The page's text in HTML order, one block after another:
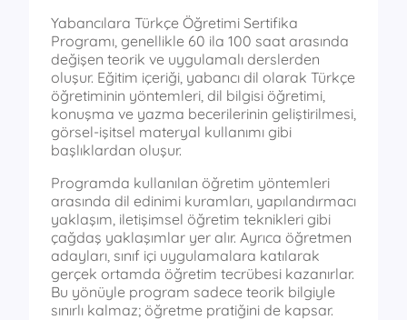
Yabancılara Türkçe Öğretimi Sertifika
Programı, genellikle 60 ila 100 saat arasında
değişen teorik ve uygulamalı derslerden
oluşur. Eğitim içeriği, yabancı dil olarak Türkçe
öğretiminin yöntemleri, dil bilgisi öğretimi,
konuşma ve yazma becerilerinin geliştirilmesi,
görsel-işitsel materyal kullanımı gibi
başlıklardan oluşur.
Programda kullanılan öğretim yöntemleri
arasında dil edinimi kuramları, yapılandırmacı
yaklaşım, iletişimsel öğretim teknikleri gibi
çağdaş yaklaşımlar yer alır. Ayrıca öğretmen
adayları, sınıf içi uygulamalara katılarak
gerçek ortamda öğretim tecrübesi kazanırlar.
Bu yönüyle program sadece teorik bilgiyle
sınırlı kalmaz; öğretme pratiğini de kapsar.